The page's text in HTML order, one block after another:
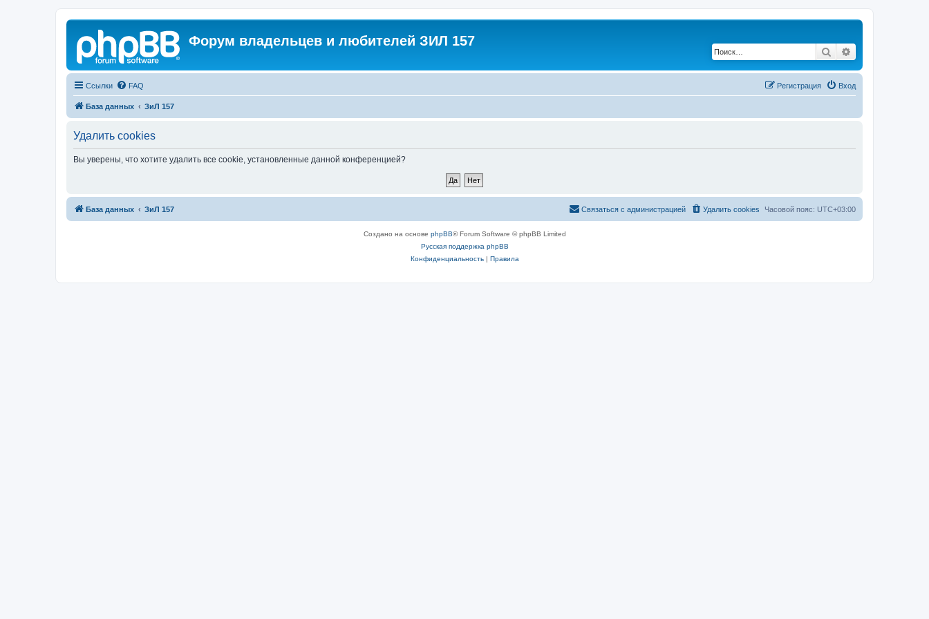
Форум владельцев и любителей ЗИЛ 157
Поиск
Ссылки FAQ Вход
Регистрация
База данных ЗиЛ 157
Удалить cookies
Вы уверены, что хотите удалить все cookie, установленные данной конференцией?
База данных ЗиЛ 157 Часовой пояс: UTC+03:00
Удалить cookies
Связаться с администрацией
Создано на основе phpBB® Forum Software © phpBB Limited
Русская поддержка phpBB
Конфиденциальность| Правила